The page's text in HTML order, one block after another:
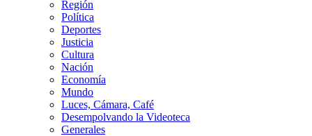
Región
Política
Deportes
Justicia
Cultura
Nación
Economía
Mundo
Luces, Cámara, Café
Desempolvando la Videoteca
Generales